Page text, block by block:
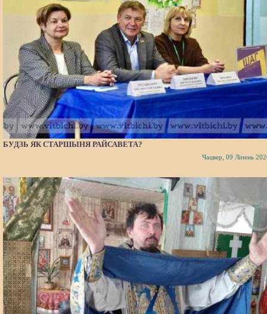
БУДЗЬ ЯК СТАРШЫНЯ РАЙСАВЕТА?
Чацвер, 09 Ліпень